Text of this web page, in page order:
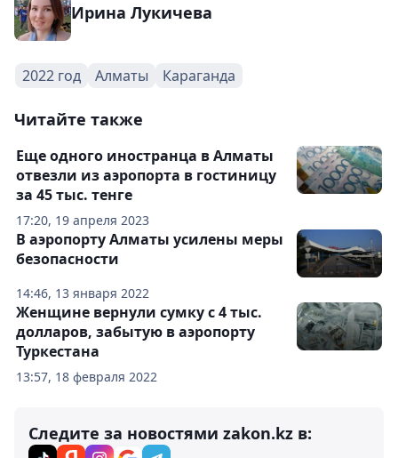
Ирина Лукичева
2022 год Алматы Караганда
Читайте также
17:20, 19 апреля 2023
Еще одного иностранца в Алматы
отвезли из аэропорта в гостиницу
за 45 тыс. тенге
14:46, 13 января 2022
В аэропорту Алматы усилены меры
безопасности
13:57, 18 февраля 2022
Женщине вернули сумку с 4 тыс.
долларов, забытую в аэропорту
Туркестана
Следите за новостями zakon.kz в: